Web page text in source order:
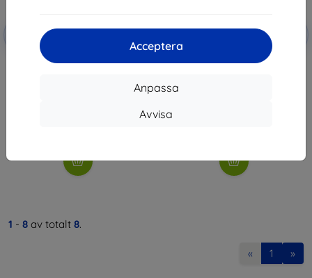
Acceptera
Anpassa
Avvisa
med
3MK Lens Protect HMD XR21
EXTRA10
3MK FlexibleGlass HMD XR21
1 - 8 av totalt 8.
« 1 »